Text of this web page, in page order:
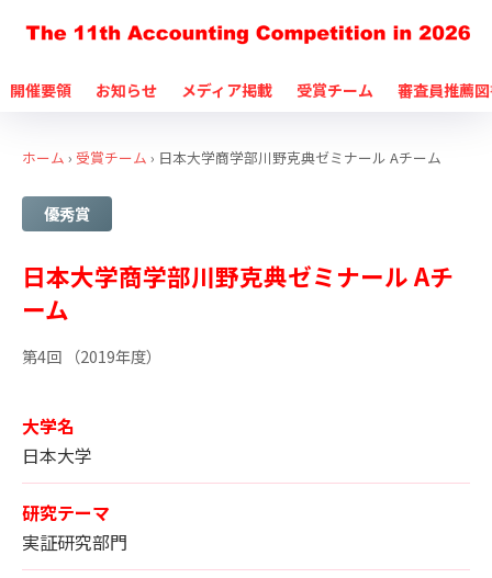
開催要領 お知らせ メディア掲載 受賞チーム 審査員推薦
ホーム › 受賞チーム › 日本大学商学部川野克典ゼミナール Aチーム
優秀賞
日本大学商学部川野克典ゼミナール Aチ
ーム
第4回 （2019年度）
大学名
日本大学
研究テーマ
実証研究部門